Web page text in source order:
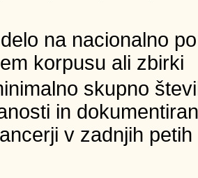
na nacionalno
korpusu ali zbirki
skupno
in
v zadnjih